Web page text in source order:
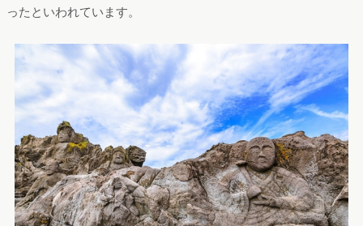
ったといわれています。